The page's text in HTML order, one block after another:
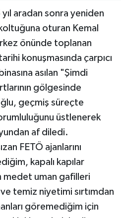
aradan sonra yeniden
oturan Kemal
önünde toplanan
konuşmasında çarpıcı
asılan "Şimdi
gölgesinde
geçmiş süreçte
üstlenerek
af diledi.
FETÖ ajanlarını
kapalı kapılar
medet uman gafilleri
temiz niyetimi sırtımdan
göremediğim için